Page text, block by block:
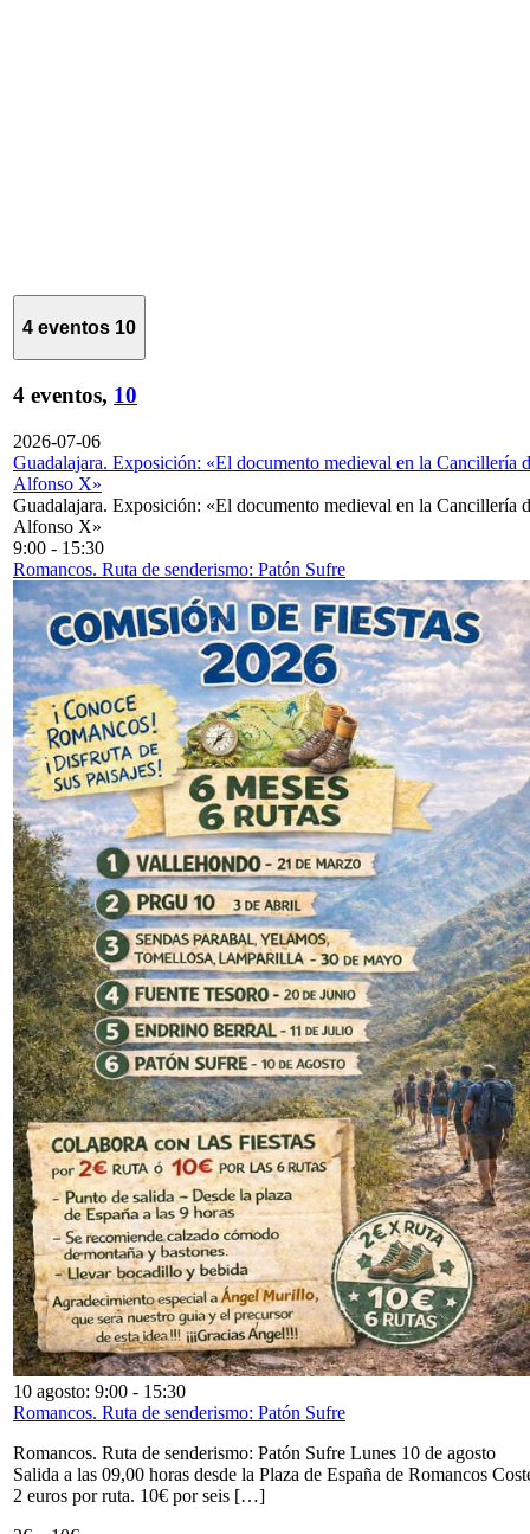
4 eventos 10
4 eventos, 10
2026-07-06
Guadalajara. Exposición: «El documento medieval en la Cancillería
Alfonso X»
Guadalajara. Exposición: «El documento medieval en la Cancillería
Alfonso X»
9:00 - 15:30
Romancos. Ruta de senderismo: Patón Sufre
10 agosto: 9:00 - 15:30
Romancos. Ruta de senderismo: Patón Sufre
Romancos. Ruta de senderismo: Patón Sufre Lunes 10 de agosto
Salida a las 09,00 horas desde la Plaza de España de Romancos
2 euros por ruta. 10€ por seis […]